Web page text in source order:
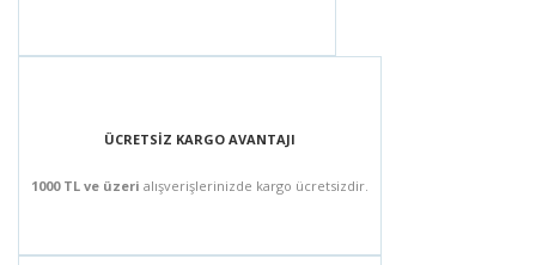
ÜCRETSİZ KARGO AVANTAJI
1000 TL ve üzeri alışverişlerinizde kargo ücretsizdir.